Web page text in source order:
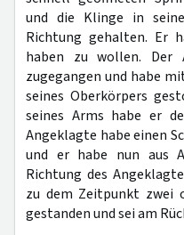
und die Klinge in
Richtung gehalten. Er
haben zu wollen. Der
zugegangen und habe
seines Oberkörpers
seines Arms habe er
Angeklagte habe einen
und er habe nun aus
Richtung des
zu dem Zeitpunkt zwei
gestanden und sei am